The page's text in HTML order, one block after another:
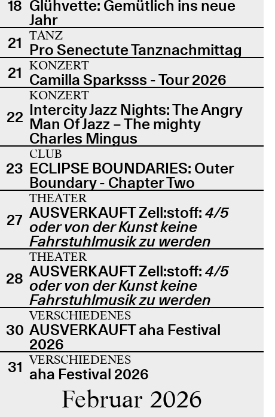
18 Glühvette: Gemütlich ins neue
Jahr
21 TANZ
Pro Senectute Tanznachmittag
21 KONZERT
Camilla Sparksss - Tour 2026
22
KONZERT
Intercity Jazz Nights: The Angry
Man Of Jazz – The mighty
Charles Mingus
23
CLUB
ECLIPSE BOUNDARIES: Outer
Boundary - Chapter Two
27
THEATER
AUSVERKAUFT Zell:stoff: 4/5
oder von der Kunst keine
Fahrstuhlmusik zu werden
28
THEATER
AUSVERKAUFT Zell:stoff: 4/5
oder von der Kunst keine
Fahrstuhlmusik zu werden
30
VERSCHIEDENES
AUSVERKAUFT aha Festival
2026
31 VERSCHIEDENES
aha Festival 2026
Februar 2026